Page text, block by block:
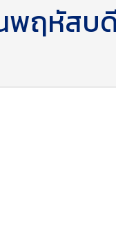
พฤหัส